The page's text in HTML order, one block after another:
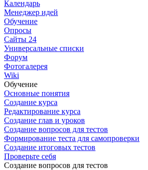
Календарь
Менеджер идей
Обучение
Опросы
Сайты 24
Универсальные списки
Форум
Фотогалерея
Wiki
Обучение
Основные понятия
Создание курса
Редактирование курса
Создание глав и уроков
Создание вопросов для тестов
Формирование теста для самопроверки
Создание итоговых тестов
Проверьте себя
Создание вопросов для тестов